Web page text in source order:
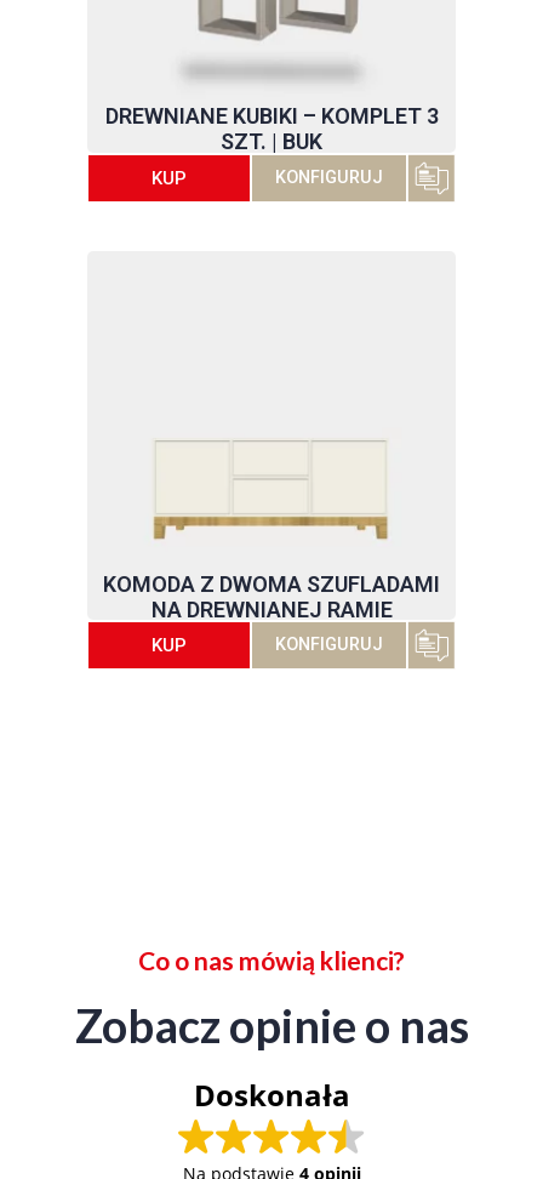
DREWNIANE KUBIKI – KOMPLET 3
SZT. | BUK
KUP KONFIGURUJ
KOMODA Z DWOMA SZUFLADAMI
NA DREWNIANEJ RAMIE
KUP KONFIGURUJ
Co o nas mówią klienci?
Zobacz opinie o nas
Doskonała
Na podstawie 4 opinii